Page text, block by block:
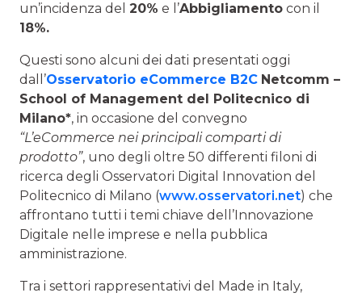
un’incidenza del 20% e l’Abbigliamento con il
18%.
Questi sono alcuni dei dati presentati oggi
dall’Osservatorio eCommerce B2C Netcomm –
School of Management del Politecnico di
Milano*, in occasione del convegno
“L’eCommerce nei principali comparti di
prodotto”, uno degli oltre 50 differenti filoni di
ricerca degli Osservatori Digital Innovation del
Politecnico di Milano (www.osservatori.net) che
affrontano tutti i temi chiave dell’Innovazione
Digitale nelle imprese e nella pubblica
amministrazione.
Tra i settori rappresentativi del Made in Italy,